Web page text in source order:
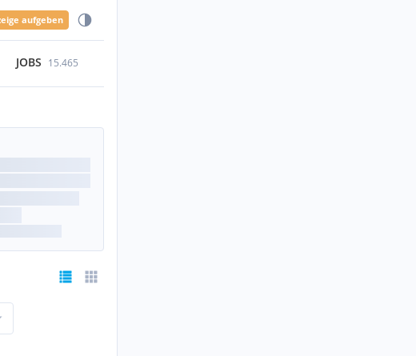
aufgeben
JOBS 15.465